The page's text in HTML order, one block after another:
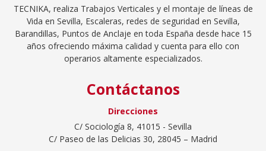
TECNIKA, realiza Trabajos Verticales y el montaje de líneas de
Vida en Sevilla, Escaleras, redes de seguridad en Sevilla,
Barandillas, Puntos de Anclaje en toda España desde hace 15
años ofreciendo máxima calidad y cuenta para ello con
operarios altamente especializados.
Contáctanos
Direcciones
C/ Sociología 8, 41015 - Sevilla
C/ Paseo de las Delicias 30, 28045 – Madrid